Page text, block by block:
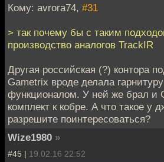
Кому: avrora74, #31
> так почему бы с таким
производство аналогов TrackIR
Другая российская (?) контора
Gametrix вроде делала
функционалом. У ней же брал и
комплект к кобре. А что такое у
разрешите поинтересоваться?
Wize1980 »
#45 | 19.02.16 22:52